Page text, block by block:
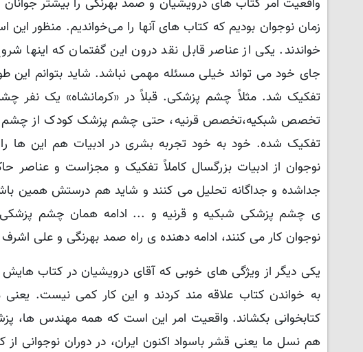
واقعیت امر کتاب های درویشیان و صمد بهرنگی را بیشتر جوانان
زمان نوجوان بودیم که کتاب های آنها را می‌خواندیم. منظور
خواندند. یکی از عناصر قابل نقد درون این گفتمان که اینها
جای خود می تواند خیلی مسئله مهمی نباشد. شاید بتوانم این
تفکیک شد. مثلاً چشم پزشکی. قبلاً در «کرمانشاه» یک
تخصص شبکیه،تخصص قرنیه، حتی چشم پزشک کودک از چشم
تفکیک شده. خود به خود تجربه بشری در ادبیات هم این ها
نوجوان از ادبیات بزرگسال کاملاً تفکیک و مجزاست و عناصر
جداشده و جداگانه تحلیل می کنند و شاید هم درستش همین
ی چشم پزشکی شبکیه و قرنیه و ... ادامه همان چشم
نوجوان کار می کنند، ادامه دهنده ی راه صمد بهرنگی و علی
یکی دیگر از ویژگی های خوبی که آقای درویشیان در کتاب هایش
به خواندن کتاب علاقه مند کردند و این کار کمی نیست.
کتابخوانی بکشاند. واقعیت امر این است که همه مهندس ها،
هم نسل ما یعنی قشر باسواد اکنون ایران، در دوران نوجوانی